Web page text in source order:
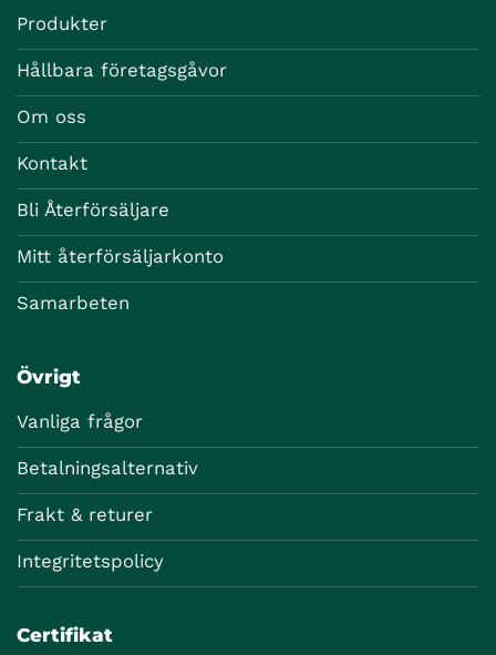
Produkter
Hållbara företagsgåvor
Om oss
Kontakt
Bli Återförsäljare
Mitt återförsäljarkonto
Samarbeten
Övrigt
Vanliga frågor
Betalningsalternativ
Frakt & returer
Integritetspolicy
Certifikat